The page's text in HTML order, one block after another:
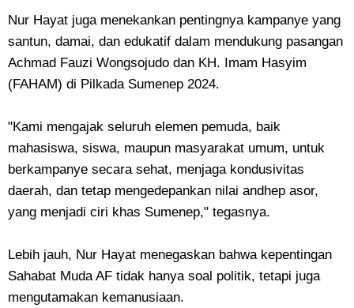
Nur Hayat juga menekankan pentingnya kampanye yang
santun, damai, dan edukatif dalam mendukung pasangan
Achmad Fauzi Wongsojudo dan KH. Imam Hasyim
(FAHAM) di Pilkada Sumenep 2024.
"Kami mengajak seluruh elemen pemuda, baik
mahasiswa, siswa, maupun masyarakat umum, untuk
berkampanye secara sehat, menjaga kondusivitas
daerah, dan tetap mengedepankan nilai andhep asor,
yang menjadi ciri khas Sumenep," tegasnya.
Lebih jauh, Nur Hayat menegaskan bahwa kepentingan
Sahabat Muda AF tidak hanya soal politik, tetapi juga
mengutamakan kemanusiaan.